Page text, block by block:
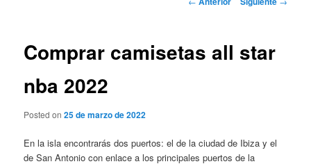
Comprar camisetas all star
nba 2022
Posted on25 de marzo de 2022
En la isla encontrarás dos puertos: el de la ciudad de Ibiza y el
de San Antonio con enlace a los principales puertos de la